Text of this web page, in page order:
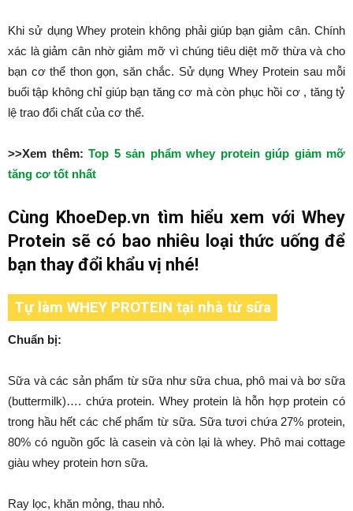
Khi sử dụng Whey protein không phải giúp bạn giảm cân. Chính
xác là giảm cân nhờ giảm mỡ vì chúng tiêu diệt mỡ thừa và cho
bạn cơ thể thon gọn, săn chắc. Sử dụng Whey Protein sau mỗi
buổi tập không chỉ giúp bạn tăng cơ mà còn phục hồi cơ , tăng tỷ
lệ trao đổi chất của cơ thể.
>>Xem thêm: Top 5 sản phẩm whey protein giúp giảm mỡ
tăng cơ tốt nhất
Cùng KhoeDep.vn tìm hiểu xem với Whey
Protein sẽ có bao nhiêu loại thức uống để
bạn thay đổi khẩu vị nhé!
Tự làm WHEY PROTEIN tại nhà từ sữa
Chuẩn bị:
Sữa và các sản phẩm từ sữa như sữa chua, phô mai và bơ sữa
(buttermilk)…. chứa protein. Whey protein là hỗn hợp protein có
trong hầu hết các chế phẩm từ sữa. Sữa tươi chứa 27% protein,
80% có nguồn gốc là casein và còn lại là whey. Phô mai cottage
giàu whey protein hơn sữa.
Ray lọc, khăn mỏng, thau nhỏ.